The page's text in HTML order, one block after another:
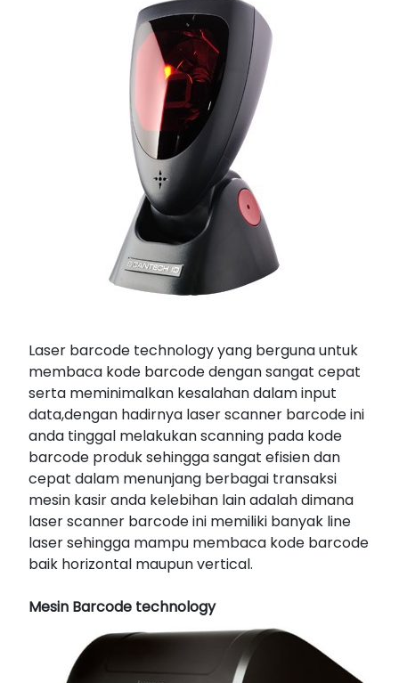
Laser barcode technology yang berguna untuk
membaca kode barcode dengan sangat cepat
serta meminimalkan kesalahan dalam input
data,dengan hadirnya laser scanner barcode ini
anda tinggal melakukan scanning pada kode
barcode produk sehingga sangat efisien dan
cepat dalam menunjang berbagai transaksi
mesin kasir anda kelebihan lain adalah dimana
laser scanner barcode ini memiliki banyak line
laser sehingga mampu membaca kode barcode
baik horizontal maupun vertical.
Mesin Barcode technology